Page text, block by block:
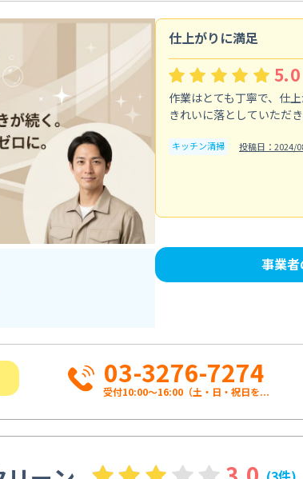
仕上がりに満足
5.0
作業はとても丁寧で、仕
きれいに落としていただ
キッチン清掃 投稿日：2024/
事業
03-3276-7274
受付10:00〜16:00（土・日・祝日を...